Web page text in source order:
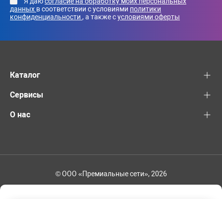
данных в соответствии с условиями политики
конфиденциальности , а также сусловиями оферты
Каталог
Сервисы
О нас
© ООО «Премиальные сети», 2026